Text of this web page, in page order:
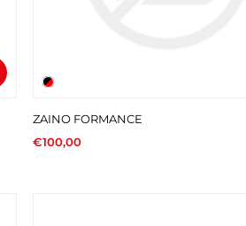
ZAINO FORMANCE
€100,00